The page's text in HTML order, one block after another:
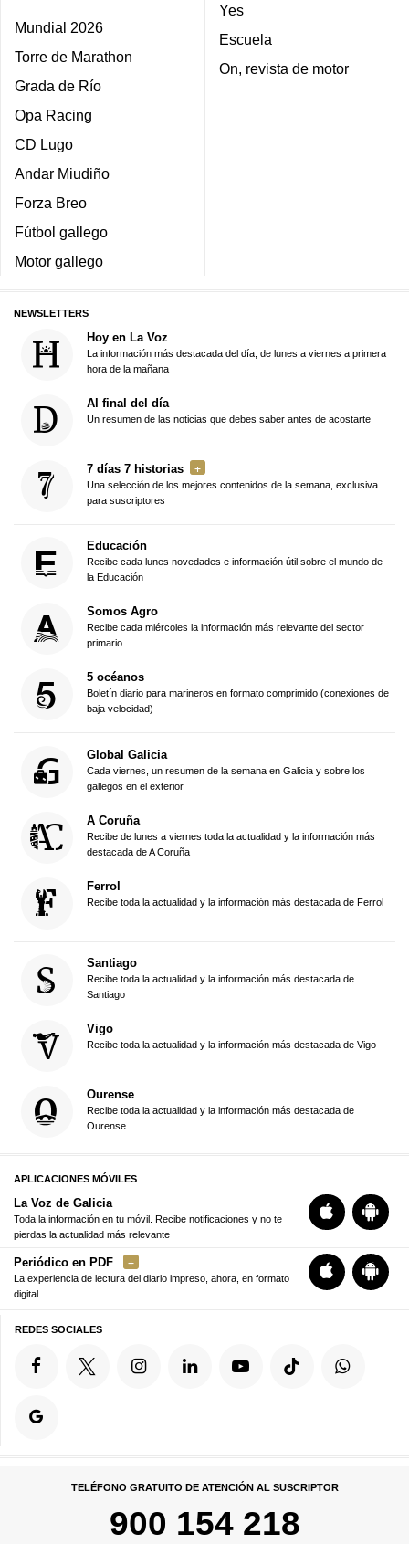
Mundial 2026
Torre de Marathon
Grada de Río
Opa Racing
CD Lugo
Andar Miudiño
Forza Breo
Fútbol gallego
Motor gallego
Yes
Escuela
On, revista de motor
NEWSLETTERS
Hoy en La Voz
La información más destacada del día, de lunes a viernes a primera
hora de la mañana
Al final del día
Un resumen de las noticias que debes saber antes de acostarte
7 días 7 historias
Una selección de los mejores contenidos de la semana, exclusiva
para suscriptores
Educación
Recibe cada lunes novedades e información útil sobre el mundo de
la Educación
Somos Agro
Recibe cada miércoles la información más relevante del sector
primario
5 océanos
Boletín diario para marineros en formato comprimido (conexiones de
baja velocidad)
Global Galicia
Cada viernes, un resumen de la semana en Galicia y sobre los
gallegos en el exterior
A Coruña
Recibe de lunes a viernes toda la actualidad y la información más
destacada de A Coruña
Ferrol
Recibe toda la actualidad y la información más destacada de Ferrol
Santiago
Recibe toda la actualidad y la información más destacada de
Santiago
Vigo
Recibe toda la actualidad y la información más destacada de Vigo
Ourense
Recibe toda la actualidad y la información más destacada de
Ourense
APLICACIONES MÓVILES
La Voz de Galicia
Toda la información en tu móvil. Recibe notificaciones y no te
pierdas la actualidad más relevante
Periódico en PDF
La experiencia de lectura del diario impreso, ahora, en formato
digital
REDES SOCIALES
TELÉFONO GRATUITO DE ATENCIÓN AL SUSCRIPTOR
900 154 218